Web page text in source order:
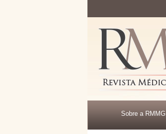
Sobre a RMMG